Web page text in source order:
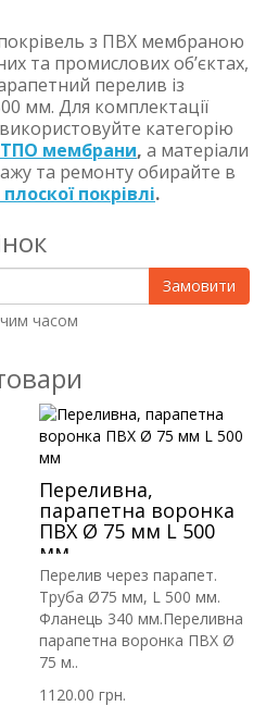
з ПВХ мембраною
та промислових об’єктах,
перелив із
мм. Для комплектації
категорію
ТПО мембрани, а матеріали
та ремонту обирайте в
покрівлі.
Замовити
часом
Переливна,
парапетна воронка
ПВХ Ø 75 мм L 500
мм
Перелив через парапет.
Труба Ø75 мм, L 500 мм.
Фланець 340 мм.Переливна
парапетна воронка ПВХ Ø
75 м..
1120.00 грн.